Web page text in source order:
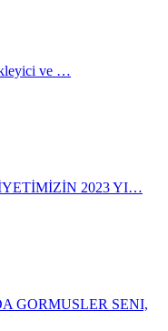
ve …
2023 YI…
GORMUSLER SENI,